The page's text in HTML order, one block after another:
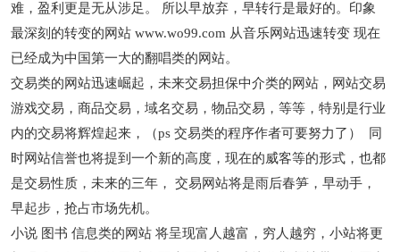
难，盈利更是无从涉足。 所以早放弃，早转行是最好的。印象
最深刻的转变的网站 www.wo99.com 从音乐网站迅速转变 现在
已经成为中国第一大的翻唱类的网站。
交易类的网站迅速崛起，未来交易担保中介类的网站，网站交易
游戏交易，商品交易，域名交易，物品交易，等等，特别是行业
内的交易将辉煌起来，（ps 交易类的程序作者可要努力了） 同
时网站信誉也将提到一个新的高度，现在的威客等的形式，也都
是交易性质，未来的三年， 交易网站将是雨后春笋，早动手，
早起步，抢占市场先机。
小说 图书 信息类的网站 将呈现富人越富，穷人越穷，小站将更